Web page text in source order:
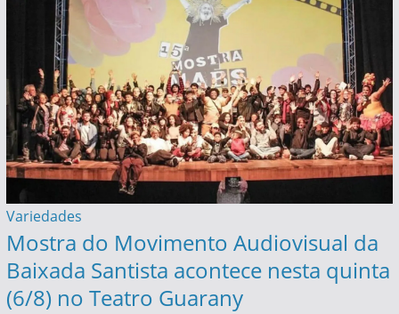
Variedades
Mostra do Movimento Audiovisual da
Baixada Santista acontece nesta quinta
(6/8) no Teatro Guarany